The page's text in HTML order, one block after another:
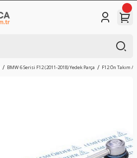
BMW 6 Serisi F12 (2011-2018) Yedek Parça F12 Ön Takım /